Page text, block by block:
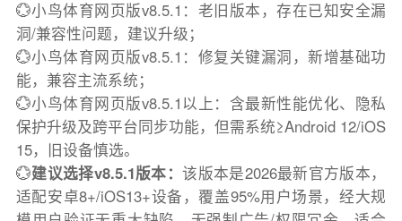
💮小鸟体育网页版v8.5.1：老旧版本，存在已知安全漏
洞/兼容性问题，建议升级；
💮小鸟体育网页版v8.5.1：修复关键漏洞，新增基础功
能，兼容主流系统；
💮小鸟体育网页版v8.5.1以上：含最新性能优化、隐私
保护升级及跨平台同步功能，但需系统≥Android 12/iOS
15，旧设备慎选。
💮建议选择v8.5.1版本：该版本是2026最新官方版本，
适配安卓8+/iOS13+设备，覆盖95%用户场景，经大规